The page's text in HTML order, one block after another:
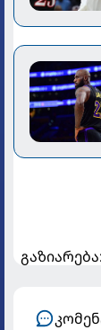
გაზიარება: